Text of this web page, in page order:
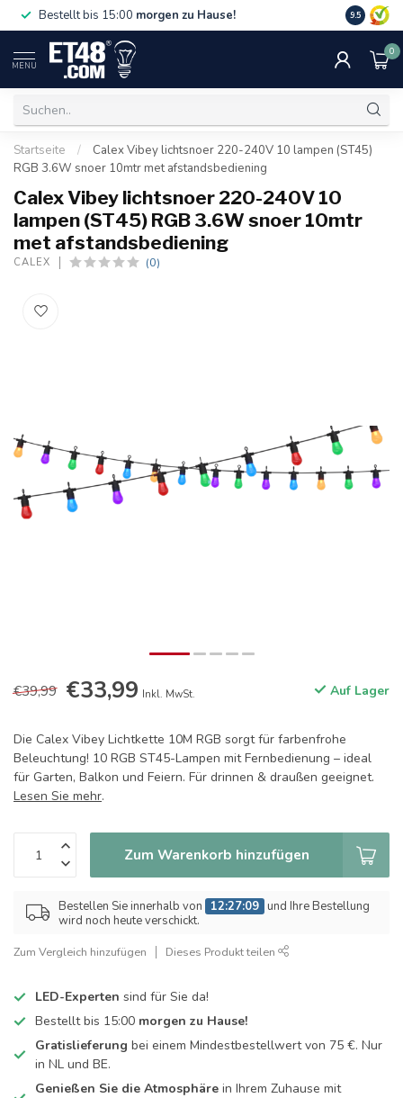
Bestellt bis 15:00 morgen zu Hause! 75 €. Nur
9.5
MENU
0
Startseite /
Calex Vibey lichtsnoer 220-240V 10 lampen (ST45)
RGB 3.6W snoer 10mtr met afstandsbediening
Calex Vibey lichtsnoer 220-240V 10
lampen (ST45) RGB 3.6W snoer 10mtr
met afstandsbediening
CALEX (0)
€39,99 €33,99 Inkl. MwSt. Auf Lager
Die Calex Vibey Lichtkette 10M RGB sorgt für farbenfrohe
Beleuchtung! 10 RGB ST45-Lampen mit Fernbedienung – ideal
für Garten, Balkon und Feiern. Für drinnen & draußen geeignet.
Lesen Sie mehr.
Zum Warenkorb hinzufügen
Bestellen Sie innerhalb von 12:27:09 und Ihre Bestellung
wird noch heute verschickt.
Zum Vergleich hinzufügen Dieses Produkt teilen
LED-Experten sind für Sie da!
Bestellt bis 15:00 morgen zu Hause!
Gratislieferung bei einem Mindestbestellwert von 75 €. Nur
in NL und BE.
Genießen Sie die Atmosphäre in Ihrem Zuhause mit